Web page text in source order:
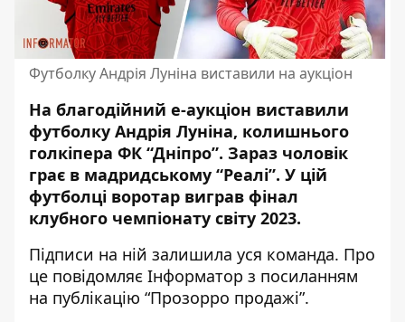
Футболку Андрія Луніна виставили на аукціон
На благодійний е-аукціон виставили
футболку Андрія Луніна, колишнього
голкіпера ФК “Дніпро”. Зараз чоловік
грає в мадридському “Реалі”. У цій
футболці воротар виграв фінал
клубного чемпіонату світу 2023.
Підписи на ній залишила уся команда. Про
це повідомляє Інформатор з посиланням
на публікацію “Прозорро продажі”.